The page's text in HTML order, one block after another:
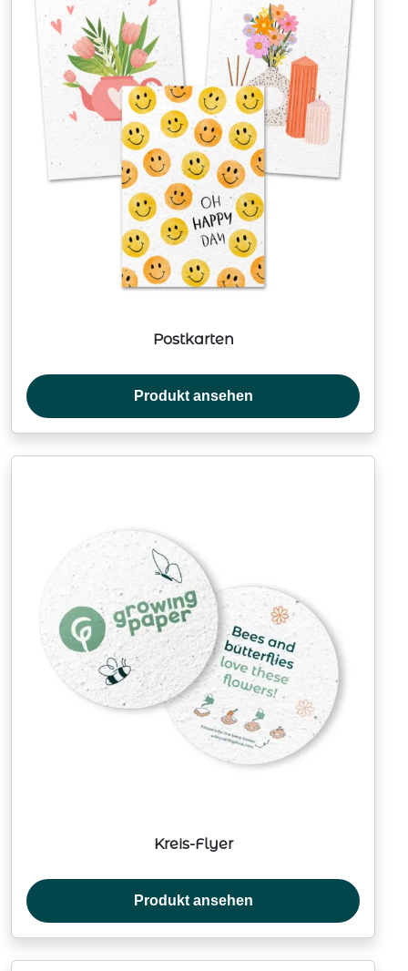
Postkarten
Produkt ansehen
Kreis-Flyer
Produkt ansehen